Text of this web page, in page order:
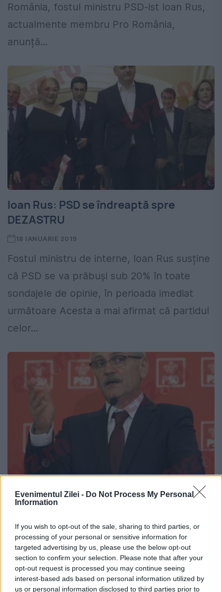
Evenimentul Zilei - Do Not Process My Personal
Information
If you wish to opt-out of the sale, sharing to third parties, or
processing of your personal or sensitive information for
targeted advertising by us, please use the below opt-out
section to confirm your selection. Please note that after your
opt-out request is processed you may continue seeing
interest-based ads based on personal information utilized by
us or personal information disclosed to third parties prior to
România, fostul ministru PSD-ist Ioan Rus,
actualmente membru Pro România,
anunță...
Ioan Rus: PSD se îndreaptă spre
DEZASTRU
18 IANUARIE 2019
Fostul ministru de interne, Ioan Rus susține
că PSD se va prăbuși sub 20% în toate
sondajele de opinie, în perioada imediat
următoare Acesta a mai afirmat că partidul
celor...
Unul dintre greii PSD a explicat de ce a
demisionat din PSD: ”Dragnea duce
partidul de gard”
14 SEPTEMBRIE 2018
Fost vicepremier într-un guvern PSD,
membru în mai multe Guverne, fost